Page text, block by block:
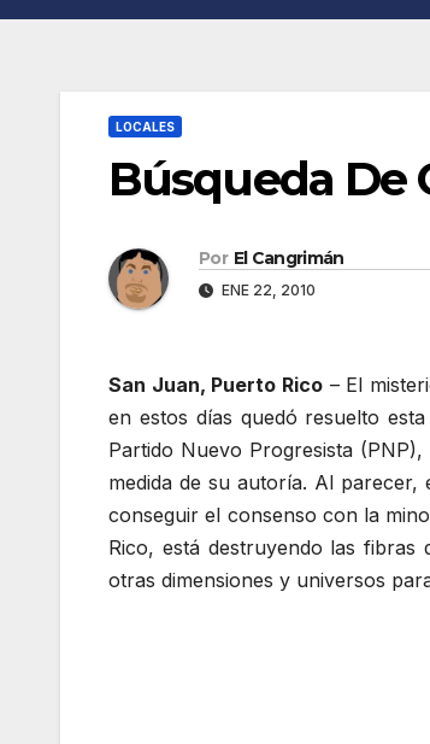
LOCALES
Búsqueda De
Por El Cangrimán
ENE 22, 2010
San Juan, Puerto Rico– El
en estos días quedó resuelto
Partido Nuevo Progresista
medida de su autoría. Al
conseguir el consenso con la
Rico, está destruyendo las fibras
otras dimensiones y universos